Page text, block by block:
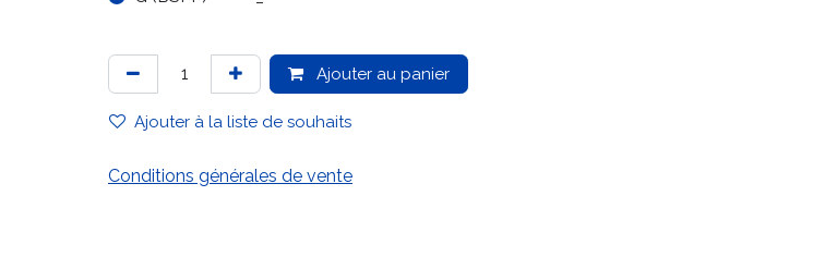
Ajouter au panier
Ajouter à la liste de souhaits
Conditions générales de vente